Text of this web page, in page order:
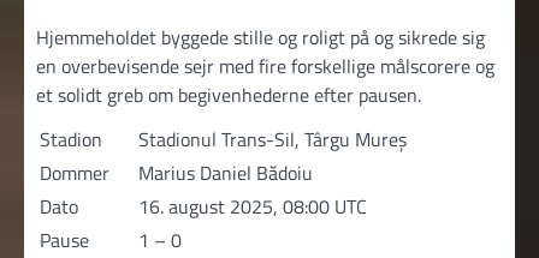
Hjemmeholdet byggede stille og roligt på og sikrede sig
en overbevisende sejr med fire forskellige målscorere og
et solidt greb om begivenhederne efter pausen.
Stadion
Stadionul Trans-Sil, Târgu Mureș
Dommer
Marius Daniel Bădoiu
Dato
16. august 2025, 08:00 UTC
Pause
1 – 0